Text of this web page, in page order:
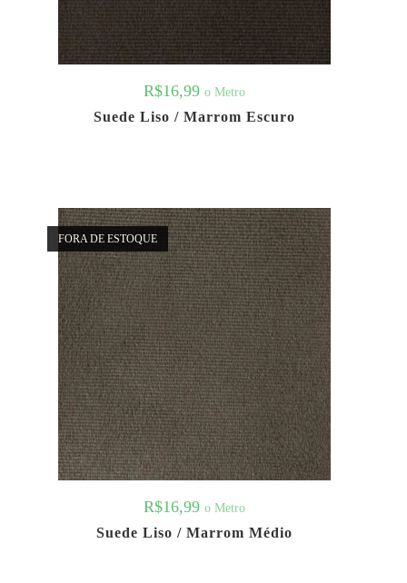
R$16,99 o Metro
Suede Liso / Marrom Escuro
FORA DE ESTOQUE
R$16,99 o Metro
Suede Liso / Marrom Médio